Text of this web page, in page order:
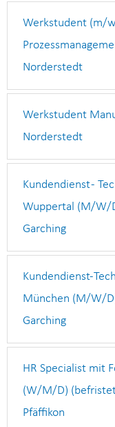
Werkstudent (m/
Norderstedt
Werkstudent
Norderstedt
Kundendienst -
Wuppertal (M/W/
Garching
Kundendienst-
München (M/W/
Garching
HR Specialist mit
(W/M/D)
Pfäffikon